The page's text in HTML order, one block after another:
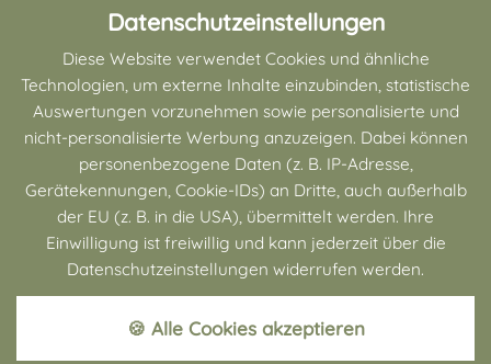
Datenschutzeinstellungen
Diese Website verwendet Cookies und ähnliche
Technologien, um externe Inhalte einzubinden, statistische
Auswertungen vorzunehmen sowie personalisierte und
nicht-personalisierte Werbung anzuzeigen. Dabei können
personenbezogene Daten (z. B. IP-Adresse,
Gerätekennungen, Cookie-IDs) an Dritte, auch außerhalb
der EU (z. B. in die USA), übermittelt werden. Ihre
Einwilligung ist freiwillig und kann jederzeit über die
Datenschutzeinstellungen widerrufen werden.
🍪 Alle Cookies akzeptieren
Tripadvisor
Wenn Sie die Bewertungsplattform
nutzen möchen müssen Sie die
Cookies von Tripadvisor
akzeptieren!
Akzeptieren
Einstellungen
Customer Alliance Widget
Wenn Sie das Widget von Customer